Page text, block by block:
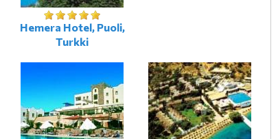
Hemera Hotel, Puoli,
Turkki